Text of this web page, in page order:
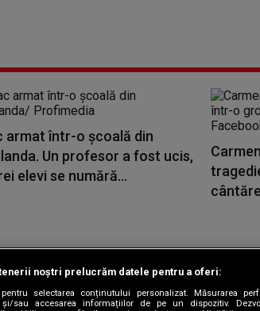
armat într-o școală din
Un profesor a fost ucis,
elevi se numără...
S.A.
|Contact/Info| Codul etic|Sitemap
noștri prelucrăm datele pentru a oferi:
selectarea conținutului personalizat. Măsurarea
și/sau accesarea informațiilor de pe un dispozitiv.